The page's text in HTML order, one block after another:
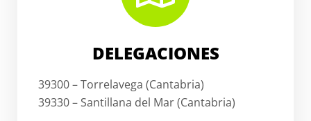
DELEGACIONES
39300 – Torrelavega (Cantabria)
39330 – Santillana del Mar (Cantabria)